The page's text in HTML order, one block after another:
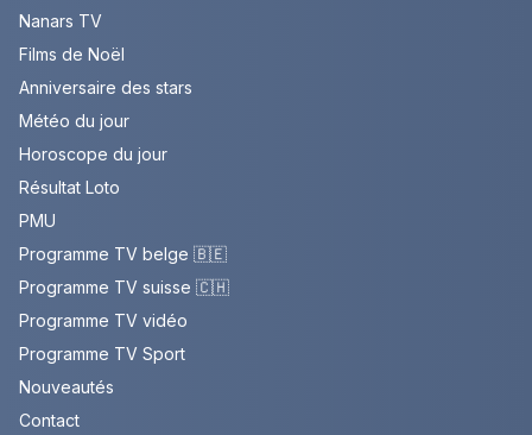
Nanars TV
Films de Noël
Anniversaire des stars
Météo du jour
Horoscope du jour
Résultat Loto
PMU
Programme TV belge 🇧🇪
Programme TV suisse 🇨🇭
Programme TV vidéo
Programme TV Sport
Nouveautés
Contact